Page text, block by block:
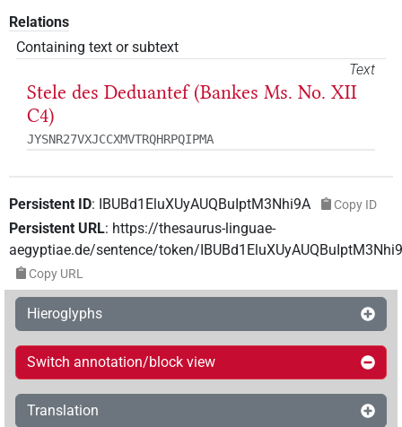
Relations
Containing text or subtext
Text
Stele des Deduantef (Bankes Ms. No. XII
C4)
JYSNR27VXJCCXMVTRQHRPQIPMA
Persistent ID: IBUBd1EluXUyAUQBuIptM3Nhi9A Copy ID
Persistent URL: https://thesaurus-linguae-
aegyptiae.de/sentence/token/
Copy URL
Hieroglyphs
Switch annotation/block view
Translation